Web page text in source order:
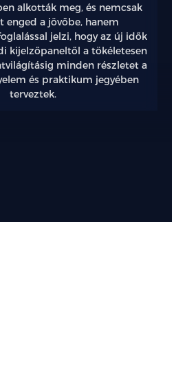
alkották meg, és nemcsak
enged a jövőbe, hanem
jelzi, hogy az új idők
kijelzőpaneltől a tökéletesen
minden részletet a
és praktikum jegyében
terveztek.